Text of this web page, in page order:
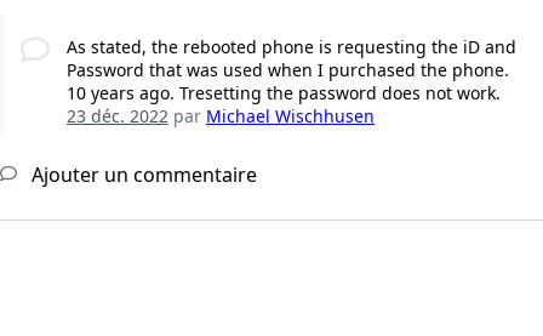
As stated, the rebooted phone is requesting the iD and
Password that was used when I purchased the phone.
10 years ago. Tresetting the password does not work.
23 déc. 2022par Michael Wischhusen
Ajouter un commentaire